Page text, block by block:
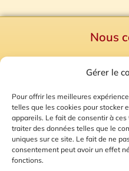
Gérer le
Pour offrir les meilleures
telles que les cookies pour stocker
appareils. Le fait de consentir à
traiter des données telles que le
uniques sur ce site. Le fait de ne
consentement peut avoir un effet
fonctions.
Nous
Mentions Légales
Gestion